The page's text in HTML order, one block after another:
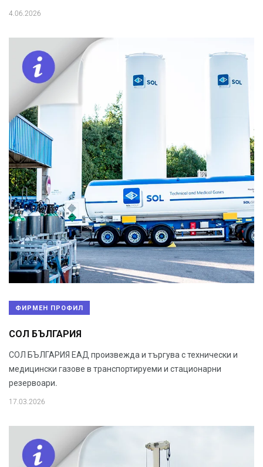
4.06.2026
ФИРМЕН ПРОФИЛ
СОЛ БЪЛГАРИЯ
СОЛ БЪЛГАРИЯ ЕАД произвежда и търгува с технически и
медицински газове в транспортируеми и стационарни
резервоари.
17.03.2026